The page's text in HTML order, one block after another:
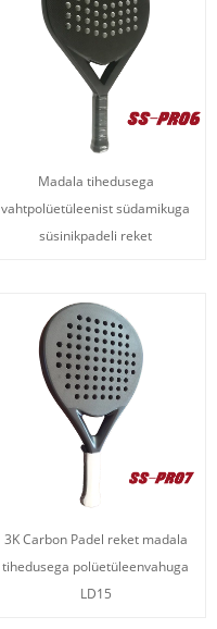
Madala tihedusega
vahtpolüetüleenist südamikuga
süsinikpadeli reket
3K Carbon Padel reket madala
tihedusega polüetüleenvahuga
LD15